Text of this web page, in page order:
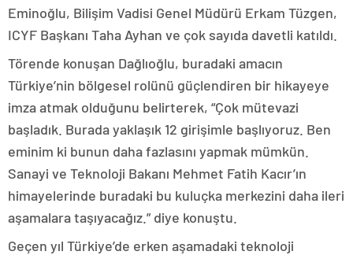
Eminoğlu, Bilişim Vadisi Genel Müdürü Erkam Tüzgen,
ICYF Başkanı Taha Ayhan ve çok sayıda davetli katıldı.
Törende konuşan Dağlıoğlu, buradaki amacın
Türkiye’nin bölgesel rolünü güçlendiren bir hikayeye
imza atmak olduğunu belirterek, “Çok mütevazi
başladık. Burada yaklaşık 12 girişimle başlıyoruz. Ben
eminim ki bunun daha fazlasını yapmak mümkün.
Sanayi ve Teknoloji Bakanı Mehmet Fatih Kacır’ın
himayelerinde buradaki bu kuluçka merkezini daha ileri
aşamalara taşıyacağız.” diye konuştu.
Geçen yıl Türkiye’de erken aşamadaki teknoloji